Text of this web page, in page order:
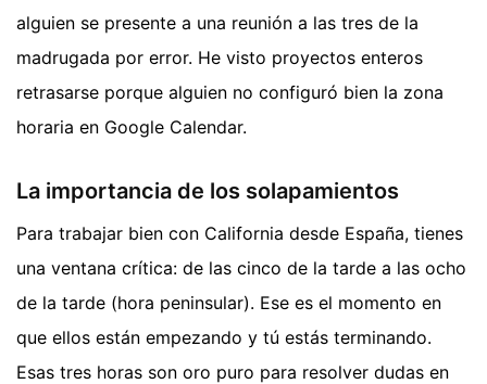
alguien se presente a una reunión a las tres de la
madrugada por error. He visto proyectos enteros
retrasarse porque alguien no configuró bien la zona
horaria en Google Calendar.
La importancia de los solapamientos
Para trabajar bien con California desde España, tienes
una ventana crítica: de las cinco de la tarde a las ocho
de la tarde (hora peninsular). Ese es el momento en
que ellos están empezando y tú estás terminando.
Esas tres horas son oro puro para resolver dudas en